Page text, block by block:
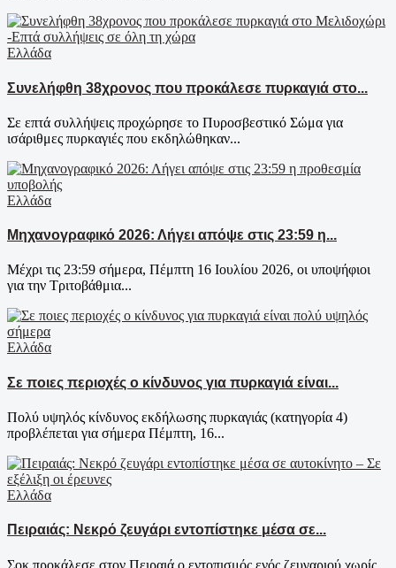
Ελλάδα
Συνελήφθη 38χρονος που προκάλεσε πυρκαγιά στο...
Σε επτά συλλήψεις προχώρησε το Πυροσβεστικό Σώμα για
ισάριθμες πυρκαγιές που εκδηλώθηκαν...
Ελλάδα
Μηχανογραφικό 2026: Λήγει απόψε στις 23:59 η...
Μέχρι τις 23:59 σήμερα, Πέμπτη 16 Ιουλίου 2026, οι υποψήφιοι
για την Τριτοβάθμια...
Ελλάδα
Σε ποιες περιοχές ο κίνδυνος για πυρκαγιά είναι...
Πολύ υψηλός κίνδυνος εκδήλωσης πυρκαγιάς (κατηγορία 4)
προβλέπεται για σήμερα Πέμπτη, 16...
Ελλάδα
Πειραιάς: Νεκρό ζευγάρι εντοπίστηκε μέσα σε...
Σοκ προκάλεσε στον Πειραιά ο εντοπισμός ενός ζευγαριού χωρίς